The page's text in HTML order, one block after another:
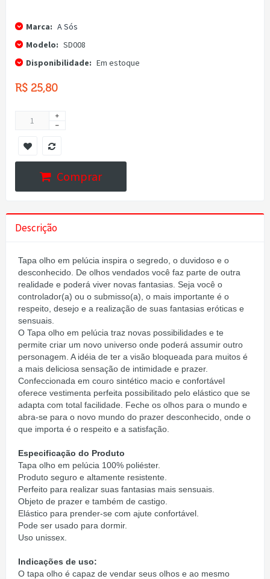
Marca: A Sós
Modelo: SD008
Disponibilidade: Em estoque
R$ 25,80
Comprar
Descrição
Tapa olho em pelúcia inspira o segredo, o duvidoso e o
desconhecido. De olhos vendados você faz parte de outra
realidade e poderá viver novas fantasias. Seja você o
controlador(a) ou o submisso(a), o mais importante é o
respeito, desejo e a realização de suas fantasias eróticas e
sensuais.
O Tapa olho em pelúcia traz novas possibilidades e te
permite criar um novo universo onde poderá assumir outro
personagem. A idéia de ter a visão bloqueada para muitos é
a mais deliciosa sensação de intimidade e prazer.
Confeccionada em couro sintético macio e confortável
oferece vestimenta perfeita possibilitado pelo elástico que se
adapta com total facilidade. Feche os olhos para o mundo e
abra-se para o novo mundo do prazer desconhecido, onde o
que importa é o respeito e a satisfação.
Especificação do Produto
Tapa olho em pelúcia 100% poliéster.
Produto seguro e altamente resistente.
Perfeito para realizar suas fantasias mais sensuais.
Objeto de prazer e também de castigo.
Elástico para prender-se com ajute confortável.
Pode ser usado para dormir.
Uso unissex.
Indicações de uso:
O tapa olho é capaz de vendar seus olhos e ao mesmo